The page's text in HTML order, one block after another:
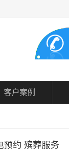
客户案例
预约 殡葬服务